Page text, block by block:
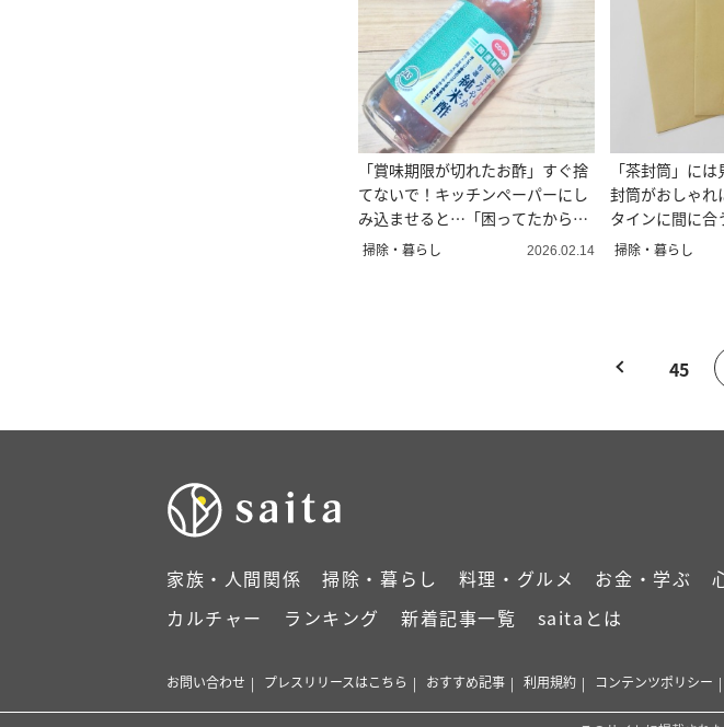
「賞味期限が切れたお酢」すぐ捨
てないで！キッチンペーパーにし
み込ませると…「困ってたから助
かる」
掃除・暮らし 2026.02.14
「茶封筒」に
封筒がおしゃれ
タインに間に合
わいい！」
掃除・暮らし
45
家族・人間関係 掃除・暮らし 料理・グルメ お金・学ぶ
カルチャー
ランキング 新着記事一覧 saitaとは
お問い合わせ プレスリリースはこちら おすすめ記事 利用規約 コンテンツポリシー